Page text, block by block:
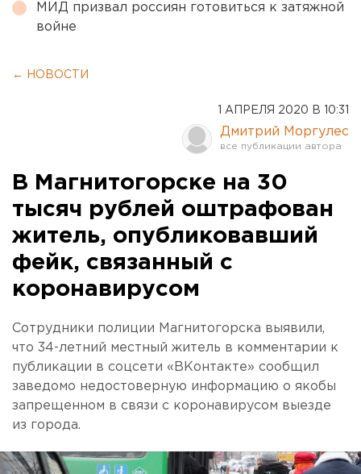
МИД призвал россиян готовиться к затяжной
войне
← НОВОСТИ
1 АПРЕЛЯ 2020 В 10:31
Дмитрий Моргулес
В Магнитогорске на 30
тысяч рублей оштрафован
житель, опубликовавший
фейк, связанный с
коронавирусом
Сотрудники полиции Магнитогорска выявили,
что 34-летний местный житель в комментарии к
публикации в соцсети «ВКонтакте» сообщил
заведомо недостоверную информацию о якобы
запрещенном в связи с коронавирусом выезде
из города.